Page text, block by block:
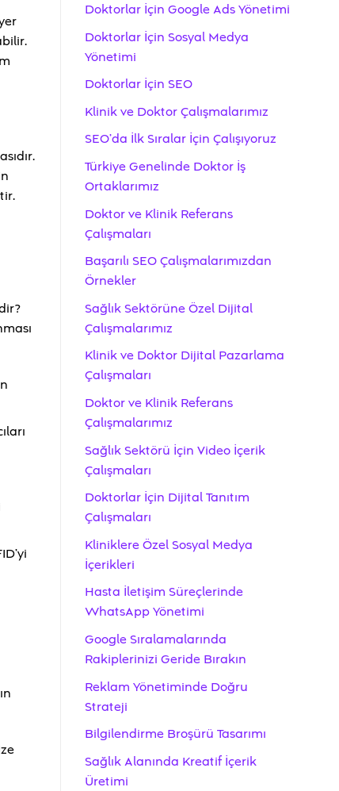
Doktorlar İçin Google Ads Yönetimi
Doktorlar İçin Sosyal Medya
Yönetimi
Doktorlar İçin SEO
Klinik ve Doktor Çalışmalarımız
SEO’da İlk Sıralar İçin Çalışıyoruz
Türkiye Genelinde Doktor İş
Ortaklarımız
Doktor ve Klinik Referans
Çalışmaları
Başarılı SEO Çalışmalarımızdan
Örnekler
Sağlık Sektörüne Özel Dijital
Çalışmalarımız
Klinik ve Doktor Dijital Pazarlama
Çalışmaları
Doktor ve Klinik Referans
Çalışmalarımız
Sağlık Sektörü İçin Video İçerik
Çalışmaları
Doktorlar İçin Dijital Tanıtım
Çalışmaları
Kliniklere Özel Sosyal Medya
İçerikleri
Hasta İletişim Süreçlerinde
WhatsApp Yönetimi
Google Sıralamalarında
Rakiplerinizi Geride Bırakın
Reklam Yönetiminde Doğru
Strateji
Bilgilendirme Broşürü Tasarımı
Sağlık Alanında Kreatif İçerik
Üretimi